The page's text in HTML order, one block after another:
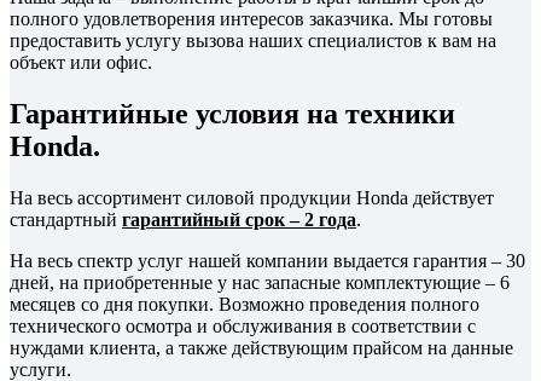
полного удовлетворения интересов заказчика. Мы готовы
предоставить услугу вызова наших специалистов к вам на
объект или офис.
Гарантийные условия на техники
Honda.
На весь ассортимент силовой продукции Honda действует
стандартный гарантийный срок – 2 года.
На весь спектр услуг нашей компании выдается гарантия – 30
дней, на приобретенные у нас запасные комплектующие – 6
месяцев со дня покупки. Возможно проведения полного
технического осмотра и обслуживания в соответствии с
нуждами клиента, а также действующим прайсом на данные
услуги.